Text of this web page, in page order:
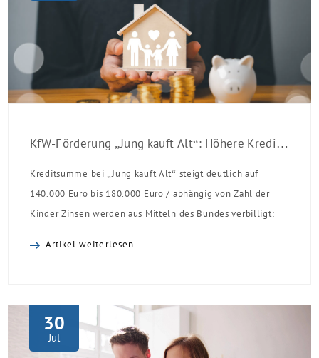
KfW-Förderung „Jung kauft Alt“: Höhere Kredite ab August 2026
Kreditsumme bei „Jung kauft Alt“ steigt deutlich auf
140.000 Euro bis 180.000 Euro / abhängig von Zahl der
Kinder Zinsen werden aus Mitteln des Bundes verbilligt:
Einzelmaßnahmen […]
Artikel weiterlesen
30
Jul